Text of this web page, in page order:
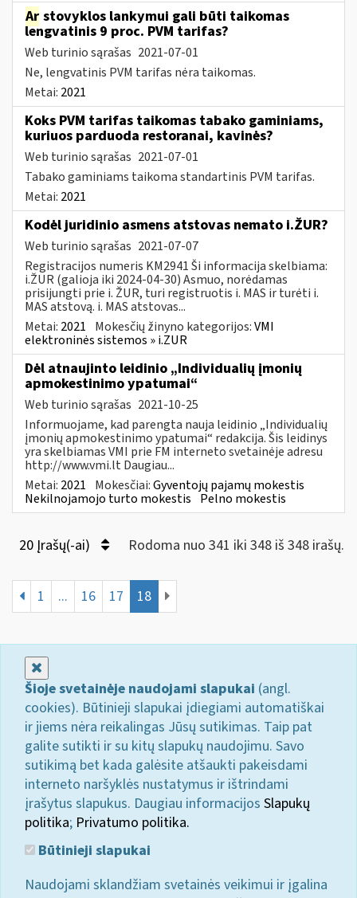
Ar stovyklos lankymui gali būti taikomas
lengvatinis 9 proc. PVM tarifas?
Web turinio sąrašas 2021-07-01
Ne, lengvatinis PVM tarifas nėra taikomas.
Metai: 2021
Koks PVM tarifas taikomas tabako gaminiams,
kuriuos parduoda restoranai, kavinės?
Web turinio sąrašas 2021-07-01
Tabako gaminiams taikoma standartinis PVM tarifas.
Metai: 2021
Kodėl juridinio asmens atstovas nemato i.ŽUR?
Web turinio sąrašas 2021-07-07
Registracijos numeris KM2941 Ši informacija skelbiama:
i.ŽUR (galioja iki 2024-04-30) Asmuo, norėdamas
prisijungti prie i. ŽUR, turi registruotis i. MAS ir turėti i.
MAS atstovą. i. MAS atstovas...
Metai: 2021 Mokesčių žinyno kategorijos:VMI
elektroninės sistemos » i.ZUR
Dėl atnaujinto leidinio „Individualių įmonių
apmokestinimo ypatumai“
Web turinio sąrašas 2021-10-25
Informuojame, kad parengta nauja leidinio „Individualių
įmonių apmokestinimo ypatumai“ redakcija. Šis leidinys
yra skelbiamas VMI prie FM interneto svetainėje adresu
http://www.vmi.lt Daugiau...
Metai: 2021 Mokesčiai:Gyventojų pajamų mokestis
Nekilnojamojo turto mokestis Pelno mokestis
20 Įrašų(-ai) Rodoma nuo 341 iki 348 iš 348 irašų.
1 ... 16 17 18
Šioje svetainėje naudojami slapukai (angl.
cookies). Būtinieji slapukai įdiegiami automatiškai
ir jiems nėra reikalingas Jūsų sutikimas. Taip pat
galite sutikti ir su kitų slapukų naudojimu. Savo
sutikimą bet kada galėsite atšaukti pakeisdami
interneto naršyklės nustatymus ir ištrindami
įrašytus slapukus. Daugiau informacijos Slapukų
politika; Privatumo politika.
Būtinieji slapukai
Naudojami sklandžiam svetainės veikimui ir įgalina